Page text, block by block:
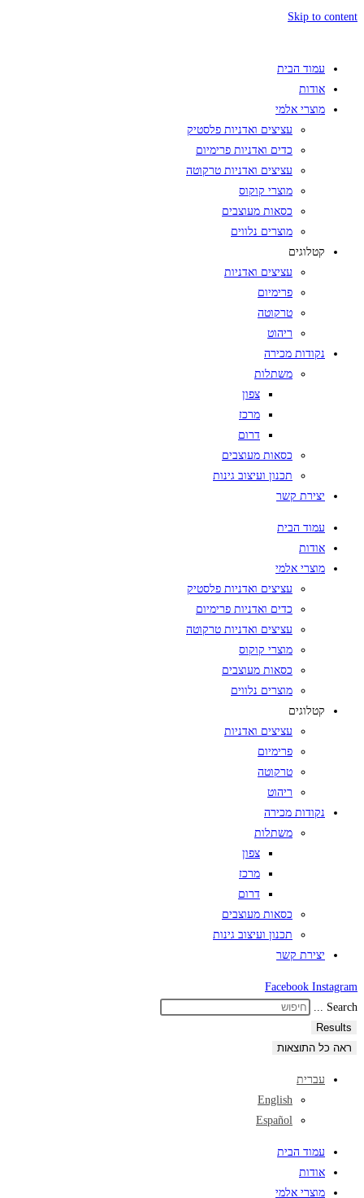
Skip to content
עמוד הבית
אודות
מוצרי אלמי
עציצים ואדניות פלסטיק
כדים ואדניות פרימיום
עציצים ואדניות טרקוטה
מוצרי קוקוס
כסאות מעוצבים
מוצרים נלווים
קטלוגים
עציצים ואדניות
פרימיום
טרקוטה
ריהוט
נקודות מכירה
משתלות
צפון
מרכז
דרום
כסאות מעוצבים
תכנון ועיצוב גינות
יצירת קשר
עמוד הבית
אודות
מוצרי אלמי
עציצים ואדניות פלסטיק
כדים ואדניות פרימיום
עציצים ואדניות טרקוטה
מוצרי קוקוס
כסאות מעוצבים
מוצרים נלווים
קטלוגים
עציצים ואדניות
פרימיום
טרקוטה
ריהוט
נקודות מכירה
משתלות
צפון
מרכז
דרום
כסאות מעוצבים
תכנון ועיצוב גינות
יצירת קשר
Facebook Instagram
Search ...
Results
ראה כל התוצאות
עברית
English
Español
עמוד הבית
אודות
מוצרי אלמי